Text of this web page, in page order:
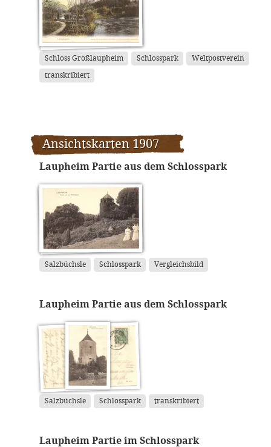
Schloss Großlaupheim Schlosspark Weltpostverein
transkribiert
Ansichtskarten 1907
Laupheim Partie aus dem Schlosspark
Salzbüchsle Schlosspark Vergleichsbild
Laupheim Partie aus dem Schlosspark
Salzbüchsle Schlosspark transkribiert
Laupheim Partie im Schlosspark